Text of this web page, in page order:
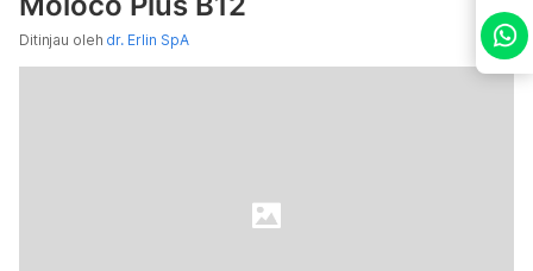
Ditinjau oleh dr. Erlin SpA